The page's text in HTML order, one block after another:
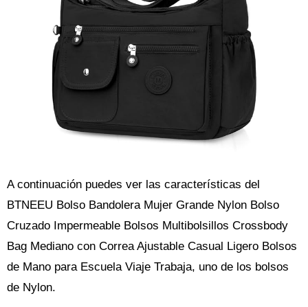
A continuación puedes ver las características del
BTNEEU Bolso Bandolera Mujer Grande Nylon Bolso
Cruzado Impermeable Bolsos Multibolsillos Crossbody
Bag Mediano con Correa Ajustable Casual Ligero Bolsos
de Mano para Escuela Viaje Trabaja, uno de los bolsos
de Nylon.